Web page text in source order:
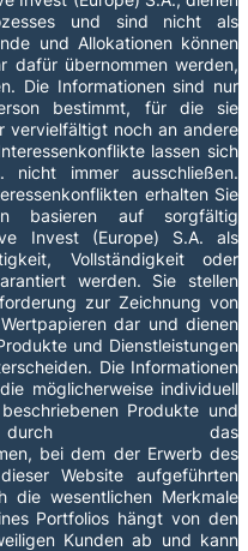
und sind nicht als
und Allokationen können
dafür übernommen werden,
Die Informationen sind nur
bestimmt, für die sie
vervielfältigt noch an andere
lassen sich
nicht immer ausschließen.
erhalten Sie
basieren auf sorgfältig
Invest (Europe) S.A. als
Vollständigkeit oder
werden. Sie stellen
zur Zeichnung von
dar und dienen
und Dienstleistungen
Die Informationen
möglicherweise individuell
Produkte und
durch das
bei dem der Erwerb des
Website aufgeführten
die wesentlichen Merkmale
Portfolios hängt von den
Kunden ab und kann